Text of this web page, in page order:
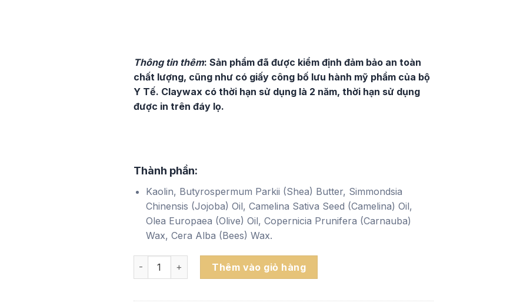
Thông tin thêm: Sản phẩm đã được kiểm định đảm bảo an toàn
chất lượng, cũng như có giấy công bố lưu hành mỹ phẩm của bộ
Y Tế. Claywax có thời hạn sử dụng là 2 năm, thời hạn sử dụng
được in trên đáy lọ.
Thành phần:
Kaolin, Butyrospermum Parkii (Shea) Butter, Simmondsia
Chinensis (Jojoba) Oil, Camelina Sativa Seed (Camelina) Oil,
Olea Europaea (Olive) Oil, Copernicia Prunifera (Carnauba)
Wax, Cera Alba (Bees) Wax.
Sáp vuốt tóc Rustylab - Claywax số lượng
Thêm vào giỏ hàng